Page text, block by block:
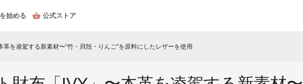
始める 公式ストア
を凌駕する新素材〜“竹・貝殻・りんご”を原料にしたレザーを使用